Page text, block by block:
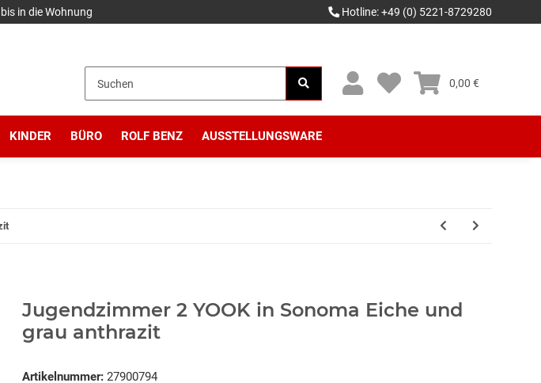
in die Wohnung Hotline: +49 (0) 5221-8729280
0,00 €
KINDER BÜRO ROLF BENZ AUSSTELLUNGSWARE
Jugendzimmer 2 YOOK in Sonoma Eiche und
grau anthrazit
Artikelnummer: 27900794